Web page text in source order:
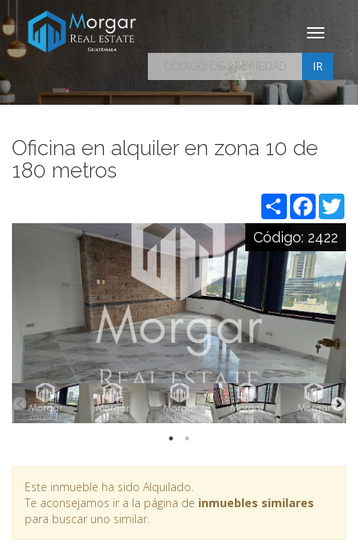
Toggle
IR
Oficina en alquiler en zona 10 de
180 metros
Share
Código: 2422
Este inmueble ha sido Alquilado.
Te aconsejamos ir a la página de inmuebles similares
para buscar uno similar.